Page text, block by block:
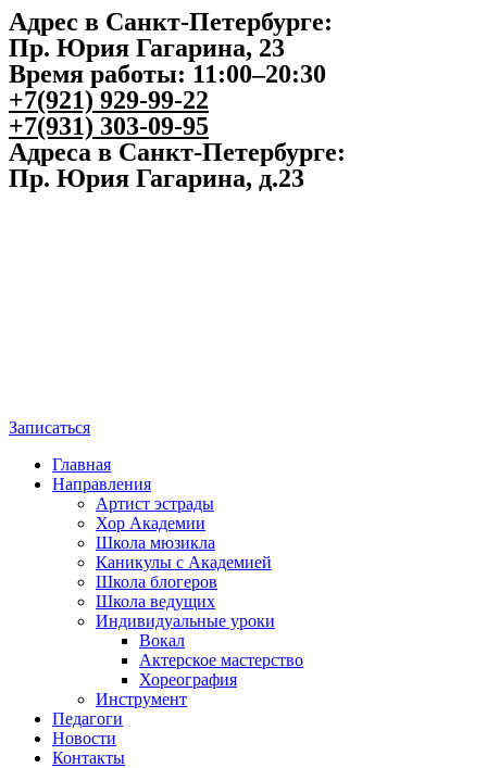
Адрес в Санкт-Петербурге:
Пр. Юрия Гагарина, 23
Время работы: 11:00–20:30
+7(921) 929-99-22
+7(931) 303-09-95
Адреса в Санкт-Петербурге:
Пр. Юрия Гагарина, д.23
Записаться
Главная
Направления
Артист эстрады
Хор Академии
Школа мюзикла
Каникулы с Академией
Школа блогеров
Школа ведущих
Индивидуальные уроки
Вокал
Актерское мастерство
Хореография
Инструмент
Педагоги
Новости
Контакты